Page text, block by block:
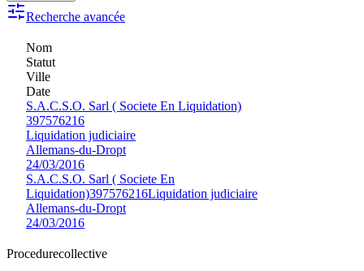
Recherche avancée
Nom
Statut
Ville
Date
S.A.C.S.O. Sarl ( Societe En Liquidation)
397576216
Liquidation judiciaire
Allemans-du-Dropt
24/03/2016
S.A.C.S.O. Sarl ( Societe En
Liquidation)397576216Liquidation judiciaire
Allemans-du-Dropt
24/03/2016
Procedurecollective